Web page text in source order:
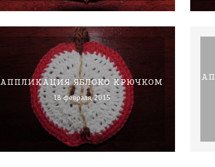
АППЛИКАЦИЯ ЯБЛОКО КРЮЧКОМ
18 февраля, 2015